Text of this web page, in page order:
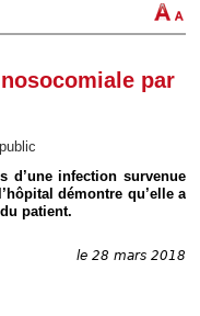
par
d’une infection survenue
démontre qu’elle a
patient.
le 28 mars 2018